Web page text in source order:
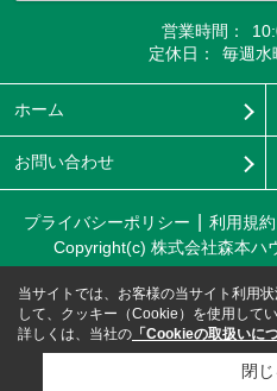
営業時間：
定休日：
毎週
ホーム
お問い合わせ
プライバシーポリシー 利用規約
Copyright(c) 株式会社森本ハ
当サイトでは、お客様の当サイト利用
して、クッキー（Cookie）を使用してい
詳しくは、当社の 「Cookieの取扱いに
閉じ